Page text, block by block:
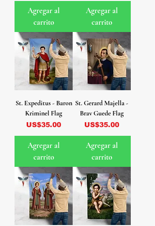
Agregar al
carrito
Agregar al
carrito
St. Expeditus - Baron
Kriminel Flag
Precio
US$35.00
Agregar al
carrito
St. Gerard Majella -
Brav Guede Flag
Precio
US$35.00
Agregar al
carrito